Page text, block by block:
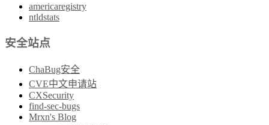
americaregistry
ntldstats
安全站点
ChaBug安全
CVE中文申请站
CXSecurity
find-sec-bugs
Mrxn's Blog